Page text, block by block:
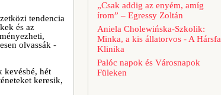
tendencia
és az
olvassák -
kevésbé, hét
keresik,
„Csak addig az enyém, amíg
írom” – Egressy Zoltán
Aniela Cholewińska-Szkolik:
Minka, a kis állatorvos - A Hársfa
Klinika
Palóc napok és Városnapok
Füleken